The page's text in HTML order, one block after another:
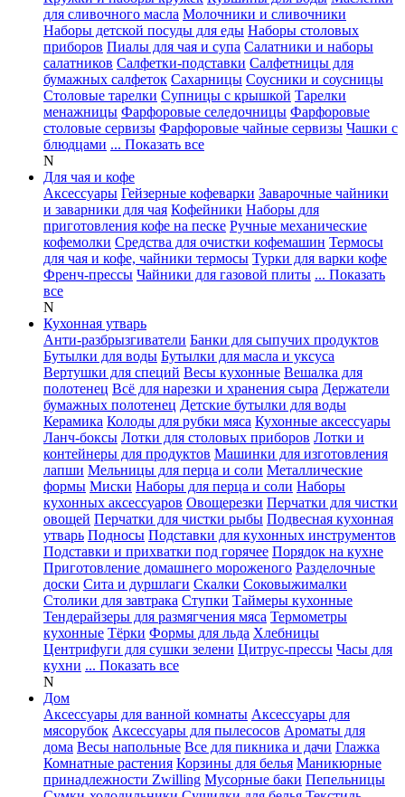
для сливочного масла Молочники и сливочники
Наборы детской посуды для еды Наборы столовых
приборов Пиалы для чая и супа Салатники и наборы
салатников Салфетки-подставки Салфетницы для
бумажных салфеток Сахарницы Соусники и соусницы
Столовые тарелки Супницы с крышкой Тарелки
менажницы Фарфоровые селедочницы Фарфоровые
столовые сервизы Фарфоровые чайные сервизы Чашки с
блюдцами ... Показать все
N
Для чая и кофе
Аксессуары Гейзерные кофеварки Заварочные чайники
и заварники для чая Кофейники Наборы для
приготовления кофе на песке Ручные механические
кофемолки Средства для очистки кофемашин Термосы
для чая и кофе, чайники термосы Турки для варки кофе
Френч-прессы Чайники для газовой плиты ... Показать
все
N
Кухонная утварь
Анти-разбрызгиватели Банки для сыпучих продуктов
Бутылки для воды Бутылки для масла и уксуса
Вертушки для специй Весы кухонные Вешалка для
полотенец Всё для нарезки и хранения сыра Держатели
бумажных полотенец Детские бутылки для воды
Керамика Колоды для рубки мяса Кухонные аксессуары
Ланч-боксы Лотки для столовых приборов Лотки и
контейнеры для продуктов Машинки для изготовления
лапши Мельницы для перца и соли Металлические
формы Миски Наборы для перца и соли Наборы
кухонных аксессуаров Овощерезки Перчатки для чистки
овощей Перчатки для чистки рыбы Подвесная кухонная
утварь Подносы Подставки для кухонных инструментов
Подставки и прихватки под горячее Порядок на кухне
Приготовление домашнего мороженого Разделочные
доски Сита и дуршлаги Скалки Соковыжималки
Столики для завтрака Ступки Таймеры кухонные
Тендерайзеры для размягчения мяса Термометры
кухонные Тёрки Формы для льда Хлебницы
Центрифуги для сушки зелени Цитрус-прессы Часы для
кухни ... Показать все
N
Дом
Аксессуары для ванной комнаты Аксессуары для
мясорубок Аксессуары для пылесосов Ароматы для
дома Весы напольные Все для пикника и дачи Глажка
Комнатные растения Корзины для белья Маникюрные
принадлежности Zwilling Мусорные баки Пепельницы